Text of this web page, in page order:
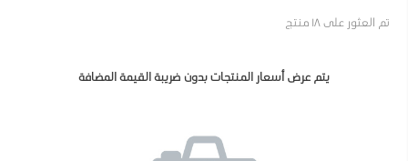
تم العثور على ١٨ منتج
يتم عرض أسعار المنتجات بدون ضريبة القيمة المضافة